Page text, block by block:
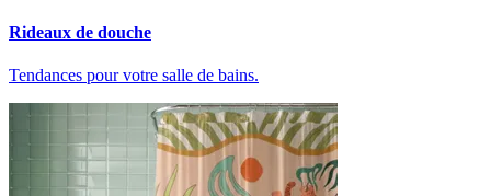
Rideaux de douche
Tendances pour votre salle de bains.